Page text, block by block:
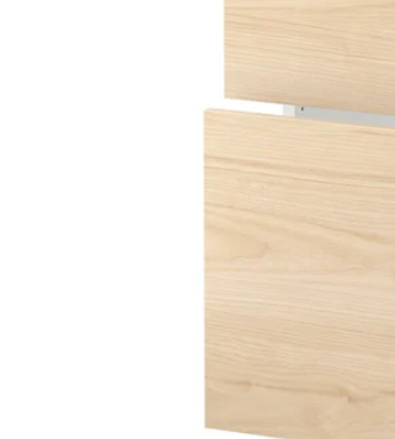
Image zoomed out, normal view